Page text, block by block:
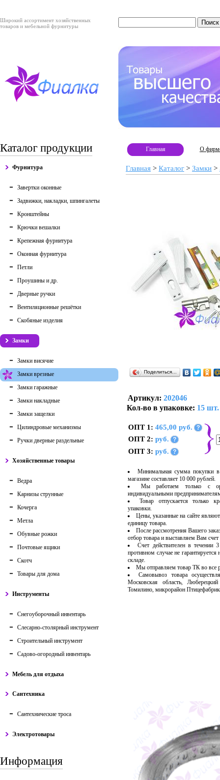
Широкий ассортимент хозяйственных
товаров и мебельной фурнитуры
Каталог продукции
Фурнитура
Завертки оконные
Задвижки, накладки, шпингалеты
Кронштейны
Крючки вешалки
Крепежная фурнитура
Оконная фурнитура
Петли
Проушины и др.
Дверные ручки
Вентиляционные решётки
Скобяные изделия
Замки
Замки висячие
Замки врезные
Замки гаражные
Замки накладные
Замки защелки
Цилиндровые механизмы
Ручки дверные раздельные
Хозяйственные товары
Ведра
Карнизы струнные
Кочерга
Метла
Обувные рожки
Почтовые ящики
Скотч
Товары для дома
Инструменты
Снегоуборочный инвентарь
Слесарно-столярный инструмент
Строительный инструмент
Садово-огородный инвентарь
Мебель для отдыха
Сантехника
Сантехнические троса
Электротовары
Информация
Главная О
Главная > Каталог > Замки >
Поделиться…
Артикул: 202046
Кол-во в упаковке: 15 шт.
ОПТ 1: 465,00 руб. ?
ОПТ 2: руб. ?
ОПТ 3: руб. ?
Минимальная сумма покупки
магазине составляет 10 000 рублей.
Мы работаем только с
индивидуальными
Товар отпускается только
упаковки.
Цены, указанные на сайте
единицу товара.
После рассмотрения Вашего
отбор товара и выставляем Вам счет
Счет действителен в течении
противном случае не гарантируется
складе.
Мы отправляем товар ТК во
Самовывоз товара
Московская область,
Томилино, микрорайон